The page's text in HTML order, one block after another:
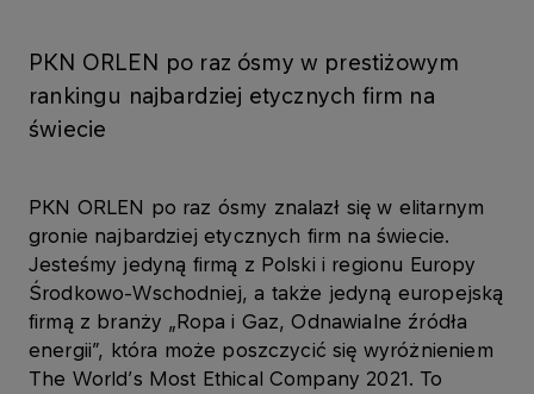
PKN ORLEN po raz ósmy w prestiżowym
rankingu najbardziej etycznych firm na
świecie
PKN ORLEN po raz ósmy znalazł się w elitarnym
gronie najbardziej etycznych firm na świecie.
Jesteśmy jedyną firmą z Polski i regionu Europy
Środkowo-Wschodniej, a także jedyną europejską
firmą z branży „Ropa i Gaz, Odnawialne źródła
energii”, która może poszczycić się wyróżnieniem
The World’s Most Ethical Company 2021. To